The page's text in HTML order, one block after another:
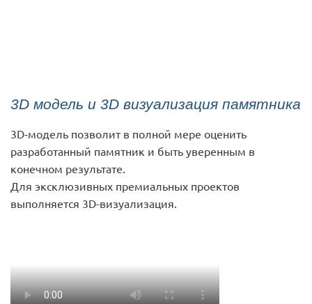
3D модель и 3D визуализация памятника
3D-модель позволит в полной мере оценить
разработанный памятник и быть уверенным в
конечном результате.
Для эксклюзивных премиальных проектов
выполняется 3D-визуализация.